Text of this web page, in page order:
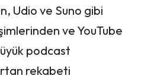
Udio ve Suno gibi
ve YouTube
podcast
rekabeti